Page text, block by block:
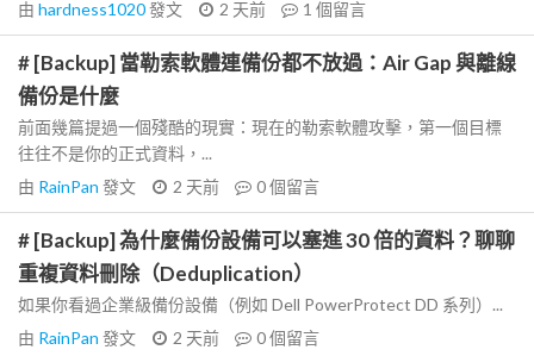
由 hardness1020發文 2 天前 1 個留言
# [Backup] 當勒索軟體連備份都不放過：Air Gap 與離線
備份是什麼
前面幾篇提過一個殘酷的現實：現在的勒索軟體攻擊，第一個目標
往往不是你的正式資料，...
由 RainPan 發文 2 天前 0個留言
# [Backup] 為什麼備份設備可以塞進 30 倍的資料？聊聊
重複資料刪除（Deduplication）
如果你看過企業級備份設備（例如 Dell PowerProtect DD 系列）...
由 RainPan 發文 2 天前 0個留言